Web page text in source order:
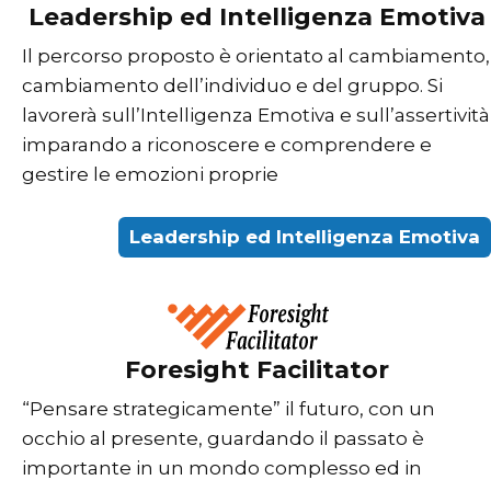
Leadership ed Intelligenza Emotiva
Il percorso proposto è orientato al cambiamento,
cambiamento dell’individuo e del gruppo. Si
lavorerà sull’Intelligenza Emotiva e sull’assertività
imparando a riconoscere e comprendere e
gestire le emozioni proprie
Leadership ed Intelligenza Emotiva
Foresight Facilitator
“Pensare strategicamente” il futuro, con un
occhio al presente, guardando il passato è
importante in un mondo complesso ed in